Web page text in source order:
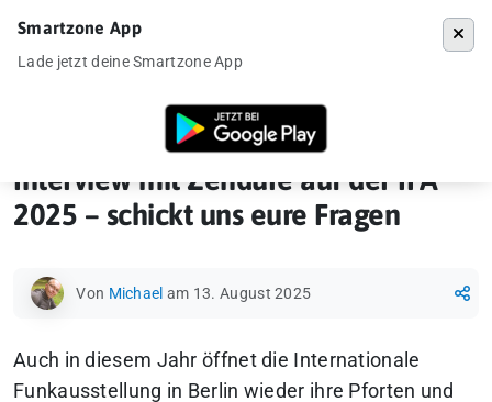
Interview mit Zendure auf der IFA 2025 – schickt
Interview mit Zendure auf der IFA
2025 – schickt uns eure Fragen
Von Michael am 13. August 2025
Auch in diesem Jahr öffnet die Internationale
Funkausstellung in Berlin wieder ihre Pforten und
Smartzone App
Lade jetzt deine Smartzone App